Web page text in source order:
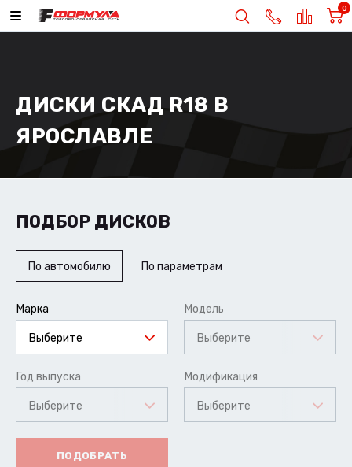
0
ДИСКИ СКАД R18 В
ЯРОСЛАВЛЕ
ПОДБОР ДИСКОВ
По автомобилю По параметрам
Марка
Выберите
Модель
Выберите
Год выпуска
Выберите
Модификация
Выберите
ПОДОБРАТЬ